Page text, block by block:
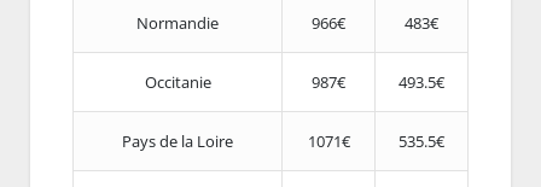
Normandie 966€ 483€
Occitanie 987€ 493.5€
Pays de la Loire 1071€ 535.5€